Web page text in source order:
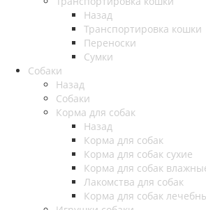
Назад
Транспортировка кошки
Переноски
Сумки
Собаки
Назад
Собаки
Корма для собак
Назад
Корма для собак
Корма для собак сухие
Корма для собак
Лакомства для собак
Корма для собак